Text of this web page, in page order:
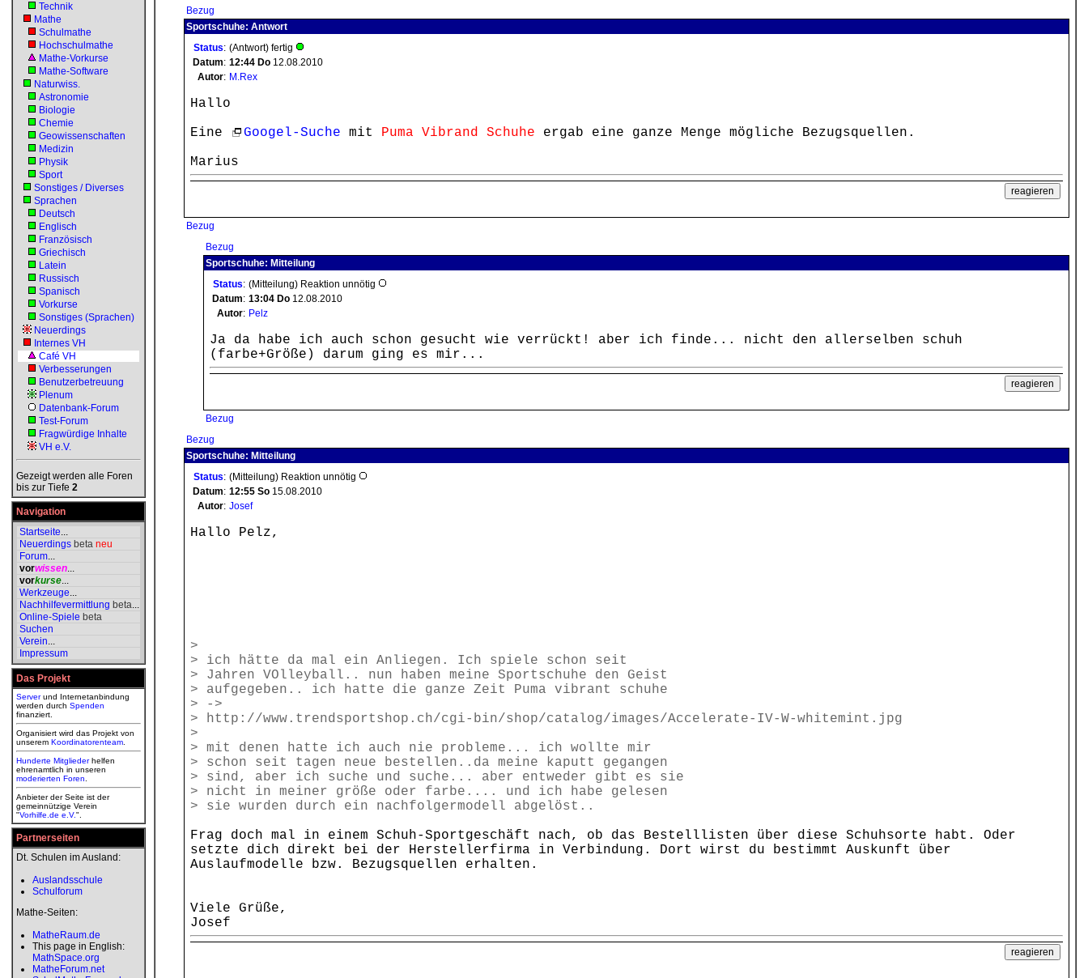
Technik
Mathe
Schulmathe
Hochschulmathe
Mathe-Vorkurse
Mathe-Software
Naturwiss.
Astronomie
Biologie
Chemie
Geowissenschaften
Medizin
Physik
Sport
Sonstiges / Diverses
Sprachen
Deutsch
Englisch
Französisch
Griechisch
Latein
Russisch
Spanisch
Vorkurse
Sonstiges (Sprachen)
Neuerdings
Internes VH
Café VH
Verbesserungen
Benutzerbetreuung
Plenum
Datenbank-Forum
Test-Forum
Fragwürdige Inhalte
VH e.V.
Gezeigt werden alle Foren
bis zur Tiefe 2
Navigation
Startseite...
Neuerdings beta neu
Forum...
vorwissen...
vorkurse...
Werkzeuge...
Nachhilfevermittlung beta...
Online-Spiele beta
Suchen
Verein...
Impressum
Das Projekt
Serverund Internetanbindung
werden durch Spenden
finanziert.
Organisiert wird das Projekt von
unserem Koordinatorenteam
Hunderte Mitgliederhelfen
ehrenamtlich in unseren
moderierten Foren
Anbieter der Seite ist der
gemeinnützige Verein
"Vorhilfe.de e.V.".
Partnerseiten
Dt. Schulen im Ausland:
Auslandsschule
Schulforum
Mathe-Seiten:
MatheRaum.de
This page in English:
MathSpace.org
MatheForum.net
Bezug
Sportschuhe: Antwort
Status: (Antwort) fertig
Datum: 12:44 Do 12.08.2010
Autor: M.Rex
Hallo
Eine
Googel-Suche mit Puma Vibrand Schuhe ergab eine ganze Menge mögliche Bezugsquellen.
Marius
Bezug
Bezug
Sportschuhe: Mitteilung
Status: (Mitteilung) Reaktion unnötig
Datum: 13:04 Do 12.08.2010
Autor: Pelz
Ja da habe ich auch schon gesucht wie verrückt! aber ich finde... nicht den allerselben schuh
(farbe+Größe) darum ging es mir...
Bezug
Bezug
Sportschuhe: Mitteilung
Status: (Mitteilung) Reaktion unnötig
Datum: 12:55 So 15.08.2010
Autor: Josef
Hallo Pelz,
>
> ich hätte da mal ein Anliegen. Ich spiele schon seit
> Jahren VOlleyball.. nun haben meine Sportschuhe den Geist
> aufgegeben.. ich hatte die ganze Zeit Puma vibrant schuhe
> ->
> http://www.trendsportshop.ch/cgi-bin/shop/catalog/images/Accelerate-IV-W-whitemint.jpg
>
> mit denen hatte ich auch nie probleme... ich wollte mir
> schon seit tagen neue bestellen..da meine kaputt gegangen
> sind, aber ich suche und suche... aber entweder gibt es sie
> nicht in meiner größe oder farbe.... und ich habe gelesen
> sie wurden durch ein nachfolgermodell abgelöst..
Frag doch mal in einem Schuh-Sportgeschäft nach, ob das Bestelllisten über diese Schuhsorte habt. Oder
setzte dich direkt bei der Herstellerfirma in Verbindung. Dort wirst du bestimmt Auskunft über
Auslaufmodelle bzw. Bezugsquellen erhalten.
Viele Grüße,
Josef